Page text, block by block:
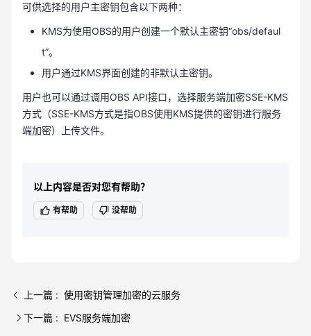
可供选择的用户主密钥包含以下两种：
KMS为使用OBS的用户创建一个默认主密钥“obs/defaul
t”。
用户通过KMS界面创建的非默认主密钥。
用户也可以通过调用OBS API接口，选择服务端加密SSE-KMS
方式（SSE-KMS方式是指OBS使用KMS提供的密钥进行服务
端加密）上传文件。
以上内容是否对您有帮助？
有帮助 没帮助
上一篇 : 使用密钥管理加密的云服务
下一篇 : EVS服务端加密